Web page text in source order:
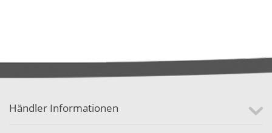
Händler Informationen